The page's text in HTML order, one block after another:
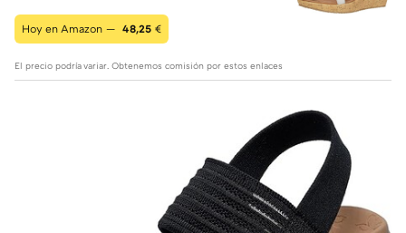
Hoy en Amazon — 48,25 €
El precio podría variar. Obtenemos comisión por estos enlaces